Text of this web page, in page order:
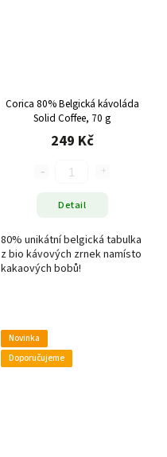
Corica 80% Belgická kávoláda
Solid Coffee, 70 g
249 Kč
Detail
80% unikátní belgická tabulka
z bio kávových zrnek namísto
kakaových bobů!
Novinka
Doporučujeme